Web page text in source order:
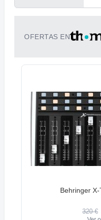
OFERTAS EN
Behringer
320 €